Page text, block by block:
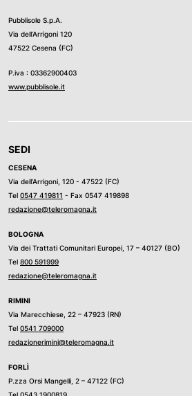
Pubblisole S.p.A.
Via dell’Arrigoni 120
47522 Cesena (FC)
P.iva : 03362900403
www.pubblisole.it
SEDI
CESENA
Via dell’Arrigoni, 120 - 47522 (FC)
Tel 0547 419811 - Fax 0547 419898
redazione@teleromagna.it
BOLOGNA
Via dei Trattati Comunitari Europei, 17 – 40127 (BO)
Tel 800 591999
redazione@teleromagna.it
RIMINI
Via Marecchiese, 22 – 47923 (RN)
Tel 0541 709000
redazionerimini@teleromagna.it
FORLÌ
P.zza Orsi Mangelli, 2 – 47122 (FC)